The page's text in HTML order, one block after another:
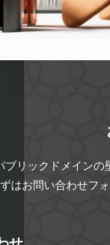
ブリックドメインの
はお問い合わせフ